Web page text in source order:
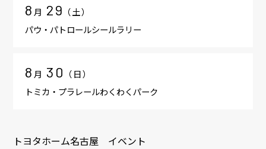
8月 29 （土）
パウ・パトロールシールラリー
8月 30 （日）
トミカ・プラレールわくわくパーク
トヨタホーム名古屋 イベント